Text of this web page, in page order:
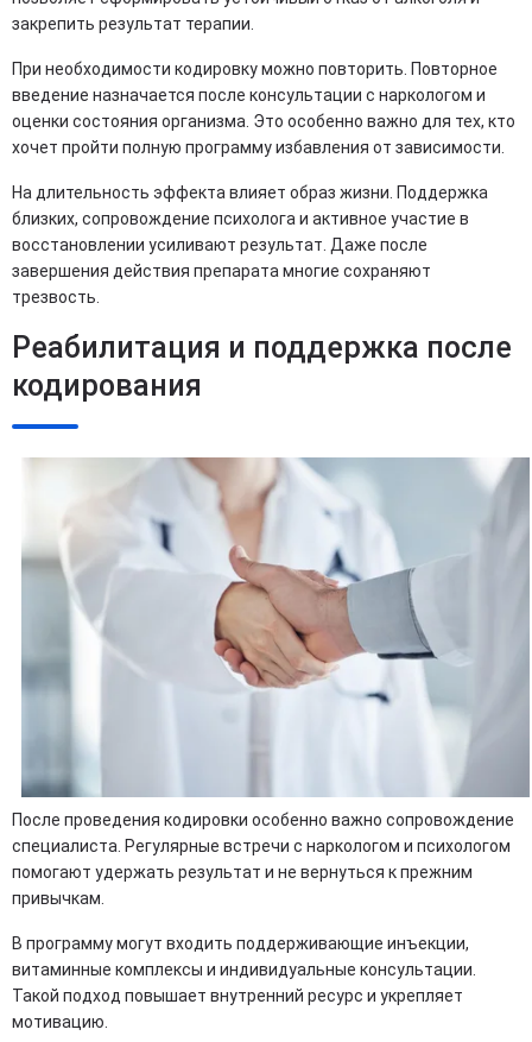
закрепить результат терапии.
При необходимости кодировку можно повторить. Повторное
введение назначается после консультации с наркологом и
оценки состояния организма. Это особенно важно для тех, кто
хочет пройти полную программу избавления от зависимости.
На длительность эффекта влияет образ жизни. Поддержка
близких, сопровождение психолога и активное участие в
восстановлении усиливают результат. Даже после
завершения действия препарата многие сохраняют
трезвость.
Реабилитация и поддержка после
кодирования
После проведения кодировки особенно важно сопровождение
специалиста. Регулярные встречи с наркологом и психологом
помогают удержать результат и не вернуться к прежним
привычкам.
В программу могут входить поддерживающие инъекции,
витаминные комплексы и индивидуальные консультации.
Такой подход повышает внутренний ресурс и укрепляет
мотивацию.